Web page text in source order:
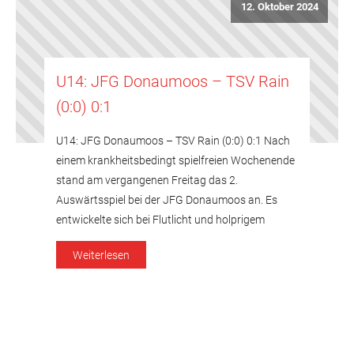
12. Oktober 2024
U14: JFG Donaumoos – TSV Rain
(0:0) 0:1
U14: JFG Donaumoos – TSV Rain (0:0) 0:1 Nach
einem krankheitsbedingt spielfreien Wochenende
stand am vergangenen Freitag das 2.
Auswärtsspiel bei der JFG Donaumoos an. Es
entwickelte sich bei Flutlicht und holprigem
Untergrund ein ausgeglichenes Spiel bei dem auf
beiden Seiten die Defensivreihen hervorragende
Weiterlesen